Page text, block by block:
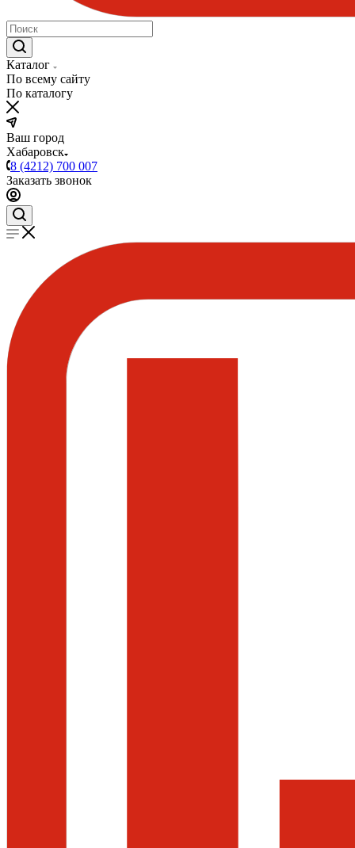
Каталог
По всему сайту
По каталогу
Ваш город
Хабаровск
8 (4212) 700 007
Заказать звонок